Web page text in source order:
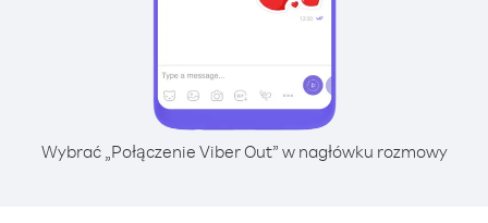
Wybrać „Połączenie Viber Out” w nagłówku rozmowy